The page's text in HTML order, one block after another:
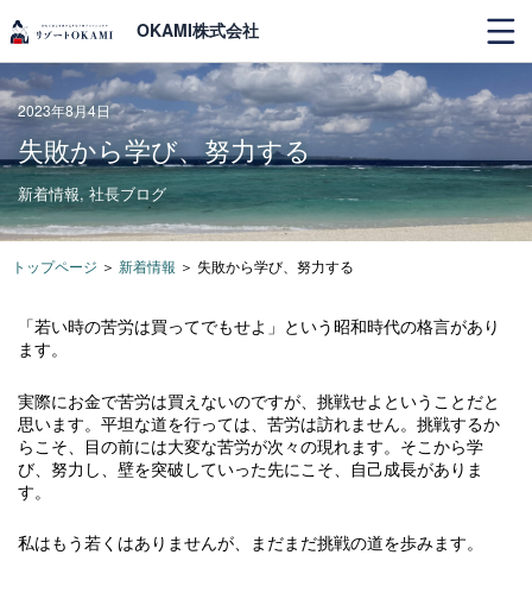
OKAMI株式会社
2023年8月4日
失敗から学び、努力する
新着情報, 社長ブログ
トップページ ＞ 新着情報 ＞ 失敗から学び、努力する
「若い時の苦労は買ってでもせよ」という昭和時代の格言があり
ます。
実際にお金で苦労は買えないのですが、挑戦せよということだと
思います。平坦な道を行っては、苦労は訪れません。挑戦するか
らこそ、目の前には大変な苦労が次々の現れます。そこから学
び、努力し、壁を突破していった先にこそ、自己成長がありま
す。
私はもう若くはありませんが、まだまだ挑戦の道を歩みます。